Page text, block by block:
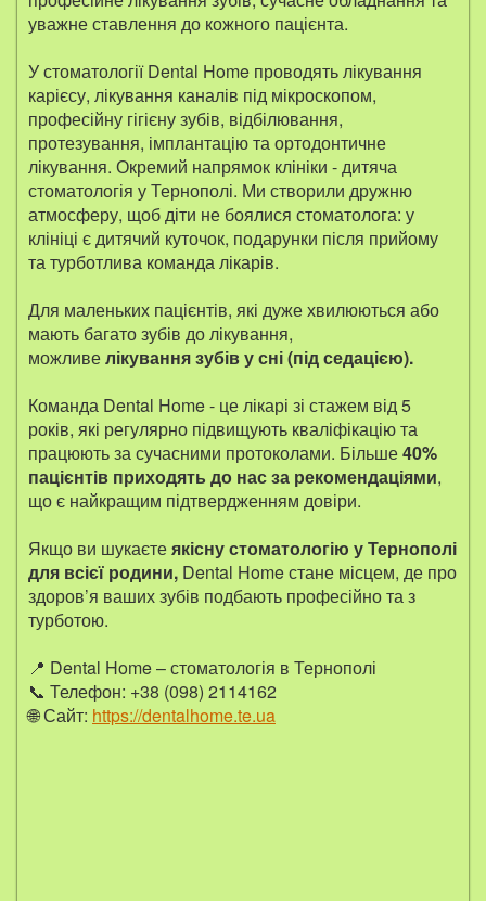
уважне ставлення до кожного пацієнта.
У стоматології Dental Home проводять лікування
карієсу, лікування каналів під мікроскопом,
професійну гігієну зубів, відбілювання,
протезування, імплантацію та ортодонтичне
лікування. Окремий напрямок клініки - дитяча
стоматологія у Тернополі. Ми створили дружню
атмосферу, щоб діти не боялися стоматолога: у
клініці є дитячий куточок, подарунки після прийому
та турботлива команда лікарів.
Для маленьких пацієнтів, які дуже хвилюються або
мають багато зубів до лікування,
можливелікування зубів у сні (під седацією).
Команда Dental Home - це лікарі зі стажем від 5
років, які регулярно підвищують кваліфікацію та
працюють за сучасними протоколами. Більше40%
пацієнтів приходять до нас за рекомендаціями,
що є найкращим підтвердженням довіри.
Якщо ви шукаєтеякісну стоматологію у Тернополі
для всієї родини, Dental Home стане місцем, де про
здоров’я ваших зубів подбають професійно та з
турботою.
📍 Dental Home – стоматологія в Тернополі
📞 Телефон: +38 (098) 2114162
🌐 Сайт: https://dentalhome.te.ua